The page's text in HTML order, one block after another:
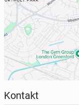
Kontakt